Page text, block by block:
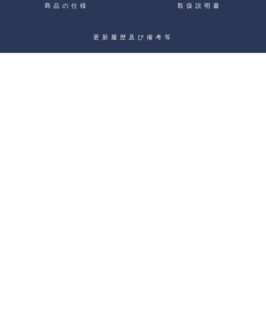
商品の仕様 取扱説明書
更新履歴及び備考等